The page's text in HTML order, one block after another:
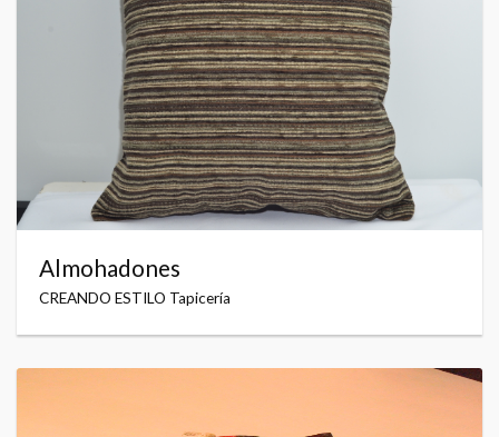
Almohadones
CREANDO ESTILO Tapicería